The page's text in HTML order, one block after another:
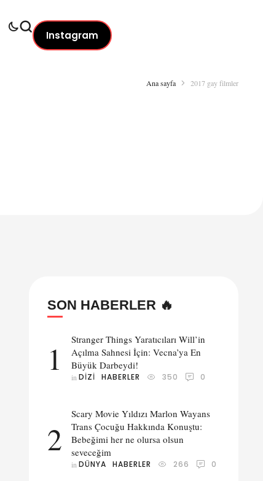
Instagram
Ana sayfa 2017 gay filmler
SON HABERLER 🔥
1
Stranger Things Yaratıcıları Will’in
Açılma Sahnesi İçin: Vecna’ya En
Büyük Darbeydi!
in DIZI HABERLER 350 0
2
Scary Movie Yıldızı Marlon Wayans
Trans Çocuğu Hakkında Konuştu:
Bebeğimi her ne olursa olsun
seveceğim
in DÜNYA HABERLER 266 0